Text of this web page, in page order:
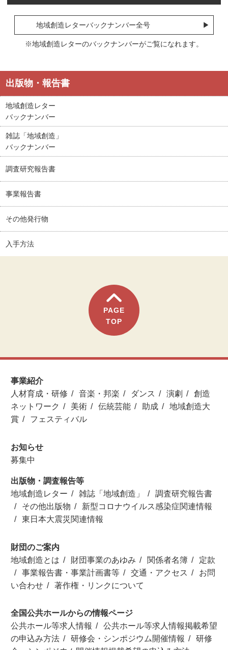
地域創造レターバックナンバー全号
※地域創造レターのバックナンバーがご覧になれます。
出版物・報告書
地域創造レター
バックナンバー
雑誌「地域創造」
バックナンバー
調査研究報告書
事業報告書
その他発行物
入手方法
PAGE
TOP
事業紹介
人材育成・研修
音楽・邦楽 ダンス 演劇
創造
ネットワーク
美術 伝統芸能 助成
地域創造大
賞
フェスティバル
お知らせ
募集中
出版物・調査報告等
地域創造レター
雑誌「地域創造」
調査研究報告書
その他出版物
新型コロナウイルス感染症関連情報
東日本大震災関連情報
財団のご案内
地域創造とは
財団事業のあゆみ 関係者名簿
定款
事業報告書・事業計画書等
交通・アクセス
お問
い合わせ
著作権・リンクについて
全国公共ホールからの情報ページ
公共ホール等求人情報
公共ホール等求人情報掲載希望
の申込み方法
研修会・シンポジウム開催情報
研修